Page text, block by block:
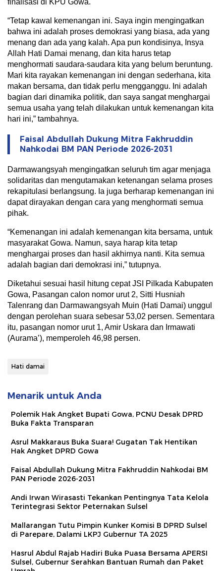
“Tetap kawal kemenangan ini. Saya ingin mengingatkan
bahwa ini adalah proses demokrasi yang biasa, ada yang
menang dan ada yang kalah. Apa pun kondisinya, Insya
Allah Hati Damai menang, dan kita harus tetap
menghormati saudara-saudara kita yang belum beruntung.
Mari kita rayakan kemenangan ini dengan sederhana, kita
makan bersama, dan tidak perlu mengganggu. Ini adalah
bagian dari dinamika politik, dan saya sangat menghargai
semua usaha yang telah dilakukan untuk kemenangan kita
hari ini,” tambahnya.
Faisal Abdullah Dukung Mitra Fakhruddin
Nahkodai BM PAN Periode 2026-2031
Darmawangsyah mengingatkan seluruh tim agar menjaga
solidaritas dan mengutamakan ketenangan selama proses
rekapitulasi berlangsung. Ia juga berharap kemenangan ini
dapat dirayakan dengan cara yang menghormati semua
pihak.
“Kemenangan ini adalah kemenangan kita bersama, untuk
masyarakat Gowa. Namun, saya harap kita tetap
menghargai proses dan hasil akhirnya nanti. Kita semua
adalah bagian dari demokrasi ini,” tutupnya.
Diketahui sesuai hasil hitung cepat JSI Pilkada Kabupaten
Gowa, Pasangan calon nomor urut 2, Sitti Husniah
Talenrang dan Darmawangsyah Muin (Hati Damai) unggul
dengan perolehan suara sebesar 53,02 persen. Sementara
itu, pasangan nomor urut 1, Amir Uskara dan Irmawati
(Aurama’), memperoleh 46,98 persen.
Hati damai
Menarik untuk Anda
Polemik Hak Angket Bupati Gowa, PCNU Desak DPRD
Buka Fakta Transparan
Asrul Makkaraus Buka Suara! Gugatan Tak Hentikan
Hak Angket DPRD Gowa
Faisal Abdullah Dukung Mitra Fakhruddin Nahkodai BM
PAN Periode 2026-2031
Andi Irwan Wirasasti Tekankan Pentingnya Tata Kelola
Terintegrasi Sektor Peternakan Sulsel
Mallarangan Tutu Pimpin Kunker Komisi B DPRD Sulsel
di Parepare, Dalami LKPJ Gubernur TA 2025
Hasrul Abdul Rajab Hadiri Buka Puasa Bersama APERSI
Sulsel, Gubernur Serahkan Bantuan Rumah dan Paket